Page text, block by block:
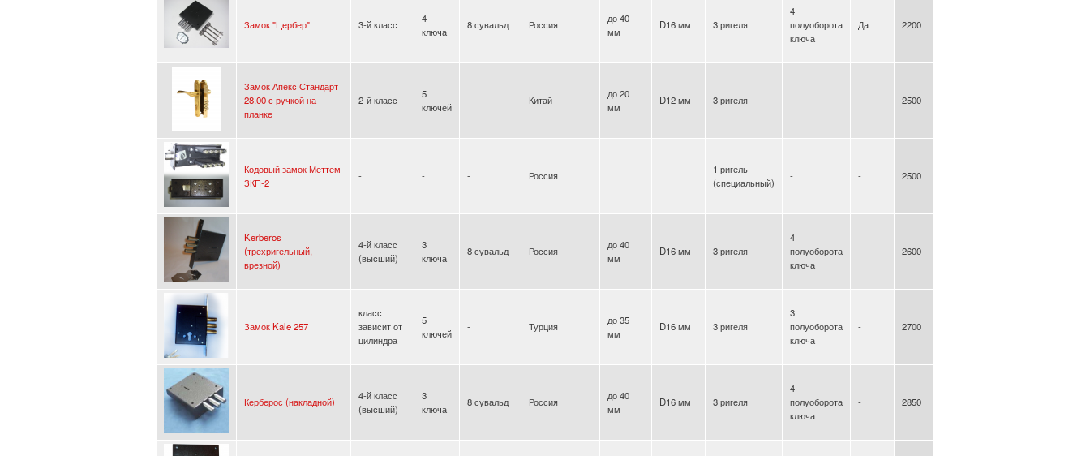
Замок "Цербер" 3-й класс
4
ключа
8 сувальд Россия
до 40
мм
D16 мм 3 ригеля
4
полуоборота
ключа
Да 2200
Замок Апекс Стандарт
28.00 с ручкой на
планке
2-й класс
5
ключей
- Китай
до 20
мм
D12 мм 3 ригеля - 2500
Кодовый замок Меттем
ЗКП-2
- - - Россия
1 ригель
(специальный)
- - 2500
Kerberos
(трехригельный,
врезной)
4-й класс
(высший)
3
ключа
8 сувальд Россия
до 40
мм
D16 мм 3 ригеля
4
полуоборота
ключа
- 2600
Замок Kale 257
класс
зависит от
цилиндра
5
ключей
- Турция
до 35
мм
D16 мм 3 ригеля
3
полуоборота
ключа
- 2700
Керберос (накладной)
4-й класс
(высший)
3
ключа
8 сувальд Россия
до 40
мм
D16 мм 3 ригеля
4
полуоборота
ключа
- 2850